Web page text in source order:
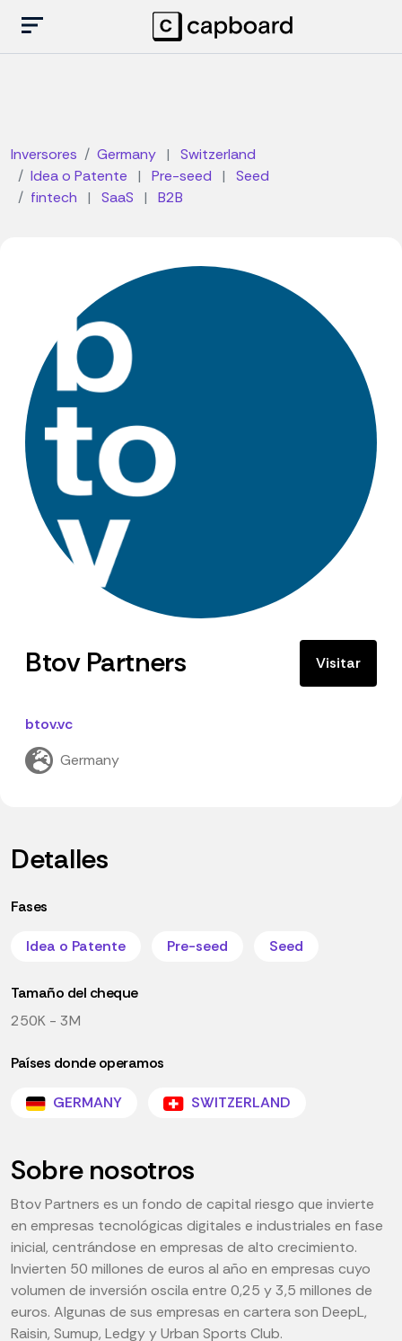
Inversores Germany |
Switzerland
Idea o Patente
| Pre-seed |
Seed
fintech
| SaaS | B2B
Btov Partners Visitar
btov.vc
Germany
Detalles
Fases
Idea o Patente Pre-seed Seed
Tamaño del cheque
250K - 3M
Países donde operamos
GERMANY SWITZERLAND
Sobre nosotros
Btov Partners es un fondo de capital riesgo que invierte
en empresas tecnológicas digitales e industriales en fase
inicial, centrándose en empresas de alto crecimiento.
Invierten 50 millones de euros al año en empresas cuyo
volumen de inversión oscila entre 0,25 y 3,5 millones de
euros. Algunas de sus empresas en cartera son DeepL,
Raisin, Sumup, Ledgy y Urban Sports Club.